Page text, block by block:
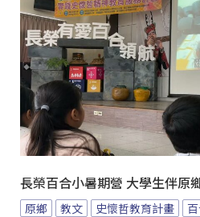
長榮百合小暑期營 大學生伴原
原鄉 教文 史懷哲教育計畫